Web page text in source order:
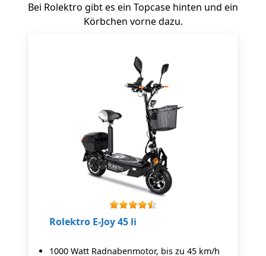
Bei Rolektro gibt es ein Topcase hinten und ein
Körbchen vorne dazu.
Rolektro E-Joy 45 li
1000 Watt Radnabenmotor, bis zu 45 km/h